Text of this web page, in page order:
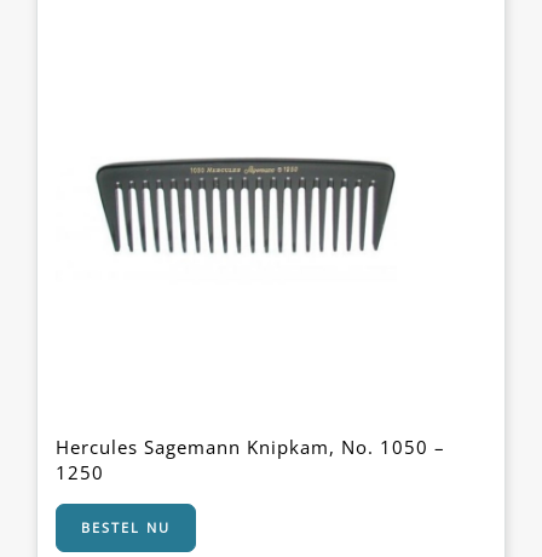
Hercules Sagemann Knipkam, No. 1050 –
1250
BESTEL NU